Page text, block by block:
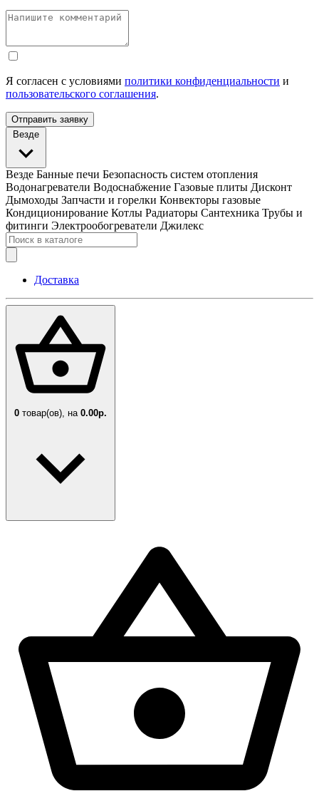
Я согласен с условиями политики конфиденциальности и
пользовательского соглашения.
Отправить заявку
Везде
Везде Банные печи Безопасность систем отопления
Водонагреватели Водоснабжение Газовые плиты Дисконт
Дымоходы Запчасти и горелки Конвекторы газовые
Кондиционирование Котлы Радиаторы Сантехника Трубы и
фитинги Электрообогреватели Джилекс
Доставка
0 товар(ов), на 0.00р.